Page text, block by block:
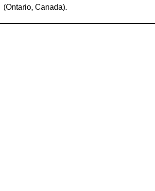
(Ontario, Canada).